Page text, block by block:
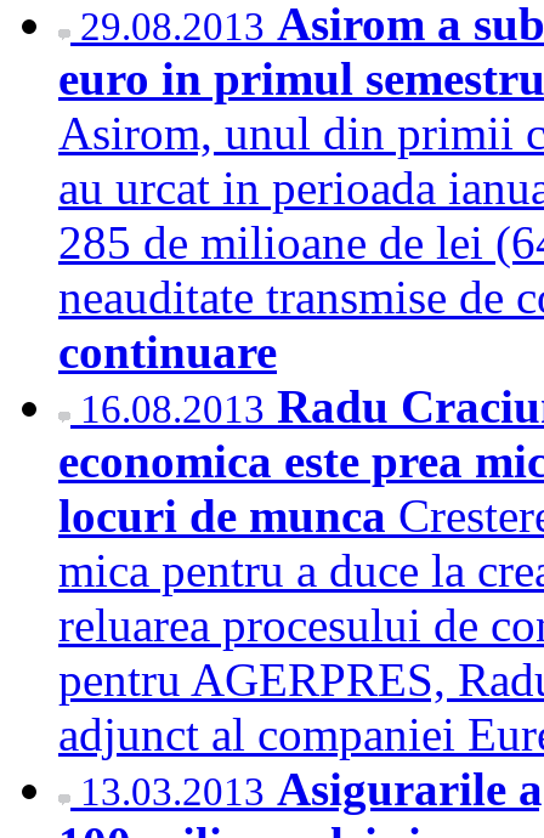
29.08.2013 Asirom a
euro in primul
Asirom, unul din primii
au urcat in perioada
285 de milioane de lei
neauditate transmise de
continuare
16.08.2013 Radu
economica este prea
locuri de munca
mica pentru a duce la
reluarea procesului de
pentru AGERPRES,
adjunct al companiei
13.03.2013 Asigurarile